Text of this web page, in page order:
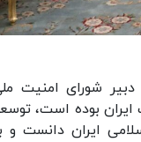
شویگو» دبیر شورای امنیت ملی
بوده است، توسعه
ایران دانست و بر